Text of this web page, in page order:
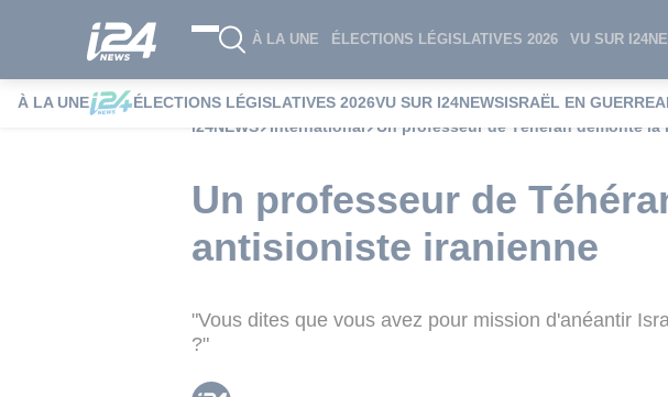
À LA UNE ÉLECTIONS LÉGISLATIVES 2026 VU SUR
À LA UNE ÉLECTIONS LÉGISLATIVES 2026VU SUR I24NEWSISRAËL EN GUERRE
i24NEWS
International Un professeur de Téhéran démonte
Un professeur de
antisioniste iranienne
"Vous dites que vous avez pour mission d'anéantir
?"